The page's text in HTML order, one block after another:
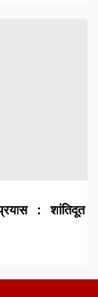
: शांतिदूत